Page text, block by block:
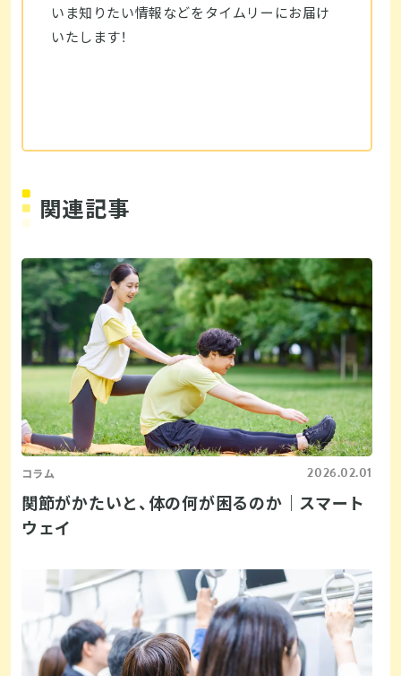
いま知りたい情報などをタイムリーにお届け
いたします！
関連記事
コラム 2026.02.01
関節がかたいと、体の何が困るのか｜スマート
ウェイ